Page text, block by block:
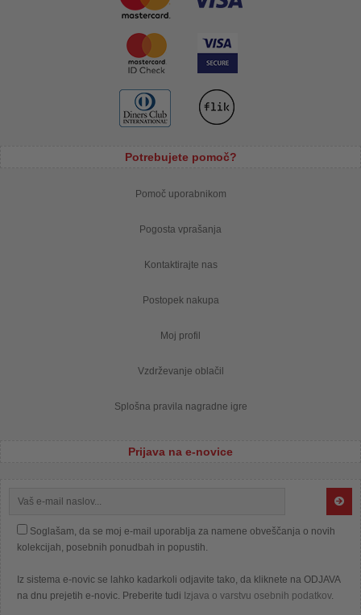
Potrebujete pomoč?
Pomoč uporabnikom
Pogosta vprašanja
Kontaktirajte nas
Postopek nakupa
Moj profil
Vzdrževanje oblačil
Splošna pravila nagradne igre
Prijava na e-novice
Soglašam, da se moj e-mail uporablja za namene obveščanja o novih
kolekcijah, posebnih ponudbah in popustih.
Iz sistema e-novic se lahko kadarkoli odjavite tako, da kliknete na ODJAVA
na dnu prejetih e-novic. Preberite tudi Izjava o varstvu osebnih podatkov.